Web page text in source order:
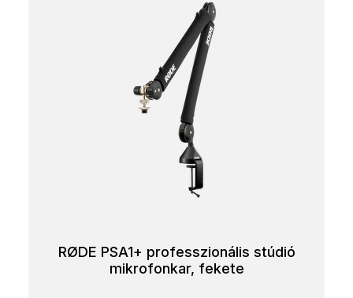
RØDE PSA1+ professzionális stúdió
mikrofonkar, fekete